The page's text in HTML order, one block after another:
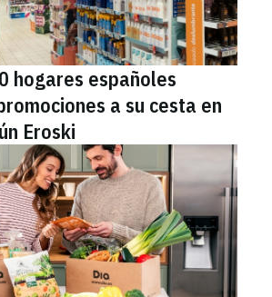
hogares españoles
a su cesta en
Eroski